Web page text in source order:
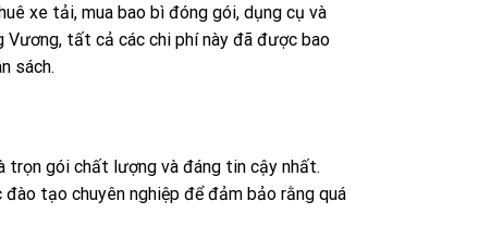
xe tải, mua bao bì đóng gói, dụng cụ và
Vương, tất cả các chi phí này đã được bao
sách.
trọn gói chất lượng và đáng tin cậy nhất.
tạo chuyên nghiệp để đảm bảo rằng quá